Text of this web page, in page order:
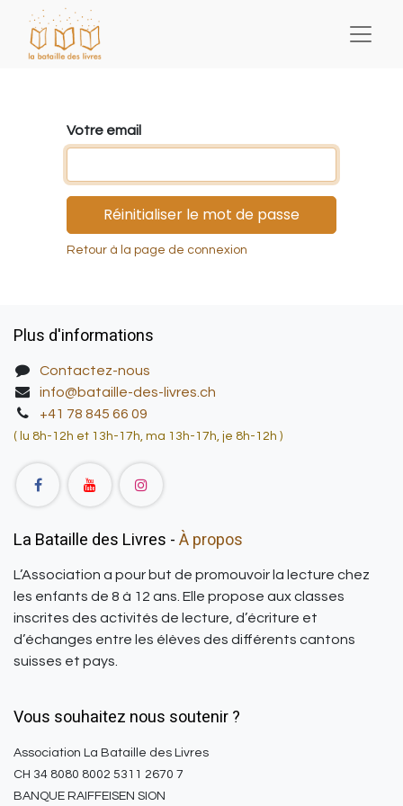
Votre email
Réinitialiser le mot de passe
Retour à la page de connexion
Plus d'informations
Contactez-nous
info@bataille-des-livres.ch
+41 78 845 66 09
( lu 8h-12h et 13h-17h, ma 13h-17h, je 8h-12h )
La Bataille des Livres -À propos
L’Association a pour but de promouvoir la lecture chez
les enfants de 8 à 12 ans. Elle propose aux classes
inscrites des activités de lecture, d’écriture et
d’échanges entre les élèves des différents cantons
suisses et pays.
Vous souhaitez nous soutenir ?
Association La Bataille des Livres
CH 34 8080 8002 5311 2670 7
BANQUE RAIFFEISEN SION